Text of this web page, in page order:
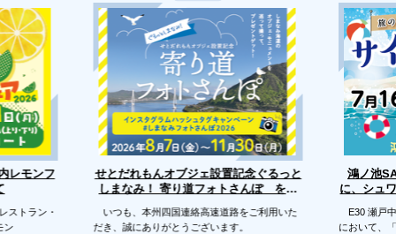
レモンフ
ストラン・
ン
せとだれもんオブジェ設置記念ぐるっと
しまなみ！ 寄り道フォトさんぽ を開
いつも、本州四国連絡高速道路をご利用いた
だき、誠にありがとうございます。
鴻ノ池
に、シュ
E30 瀬戸中
において、